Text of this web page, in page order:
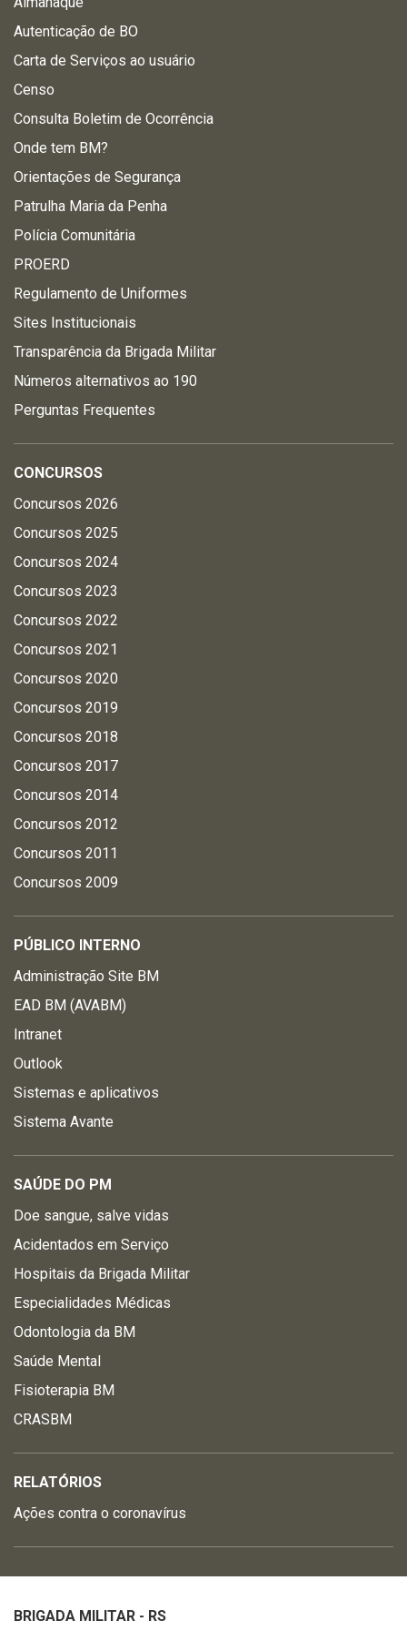
Autenticação de BO
Carta de Serviços ao usuário
Censo
Consulta Boletim de Ocorrência
Onde tem BM?
Orientações de Segurança
Patrulha Maria da Penha
Polícia Comunitária
PROERD
Regulamento de Uniformes
Sites Institucionais
Transparência da Brigada Militar
Números alternativos ao 190
Perguntas Frequentes
CONCURSOS
Concursos 2026
Concursos 2025
Concursos 2024
Concursos 2023
Concursos 2022
Concursos 2021
Concursos 2020
Concursos 2019
Concursos 2018
Concursos 2017
Concursos 2014
Concursos 2012
Concursos 2011
Concursos 2009
PÚBLICO INTERNO
Administração Site BM
EAD BM (AVABM)
Intranet
Outlook
Sistemas e aplicativos
Sistema Avante
SAÚDE DO PM
Doe sangue, salve vidas
Acidentados em Serviço
Hospitais da Brigada Militar
Especialidades Médicas
Odontologia da BM
Saúde Mental
Fisioterapia BM
CRASBM
RELATÓRIOS
Ações contra o coronavírus
BRIGADA MILITAR - RS